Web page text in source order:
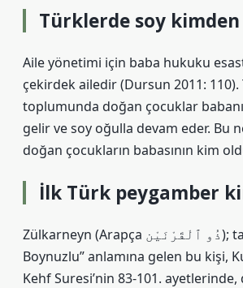
Türklerde soy
Aile yönetimi için baba hukuku
çekirdek ailedir (Dursun 2011: 110).
toplumunda doğan çocuklar
gelir ve soy oğulla devam eder. Bu
doğan çocukların babasının kim
İlk Türk peygamber
Zülkarneyn (Arapça ذُو ٱلْقَرْنَيْن); tam anlamıyla “İki
Boynuzlu” anlamına gelen bu kişi,
Kehf Suresi’nin 83-101. ayetlerinde,